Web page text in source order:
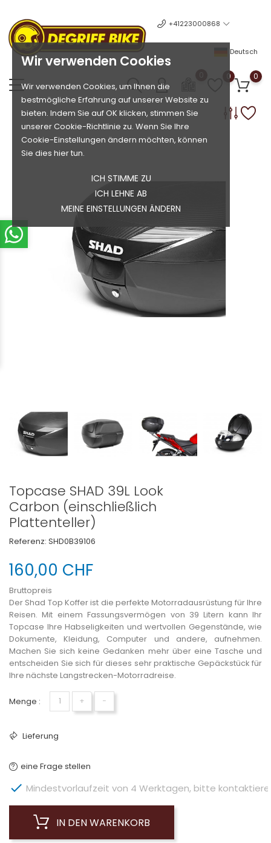
Wir verwenden Cookies
Wir verwenden Cookies, um Ihnen die
bestmögliche Erfahrung auf unserer Website zu
bieten. Indem Sie auf OK klicken, stimmen Sie
unserer Cookie-Richtlinie zu. Wenn Sie Ihre
Cookie-Einstellungen ändern möchten, können
Sie dies hier tun.
ICH STIMME ZU
ICH LEHNE AB
MEINE EINSTELLUNGEN ÄNDERN
+41223000868
Deutsch
0 0
Topcase SHAD 39L Look
Carbon (einschließlich
Plattenteller)
Referenz: SHD0B39106
160,00 CHF
Bruttopreis
Der Shad Top Koffer ist die perfekte Motorradausrüstung für Ihre
Reisen. Mit einem Fassungsvermögen von 39 Litern kann Ihr
Topcase Ihre Habseligkeiten und wertvollen Gegenstände, wie
Dokumente, Kleidung, Computer und andere, aufnehmen.
Machen Sie sich keine Gedanken mehr über eine Tasche und
entscheiden Sie sich für dieses sehr praktische Gepäckstück für
Ihre nächste Langstrecken-Motorradreise.
Menge : + −
Lieferung
eine Frage stellen
 Mindestvorlaufzeit von 4 Werktagen, bitte
IN DEN WARENKORB